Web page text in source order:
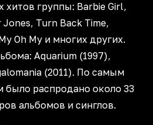
хитов группы: Barbie Girl,
Jones, Turn Back Time,
Oh My и многих других.
Aquarium (1997),
(2011). По самым
распродано около 33
альбомов и синглов.